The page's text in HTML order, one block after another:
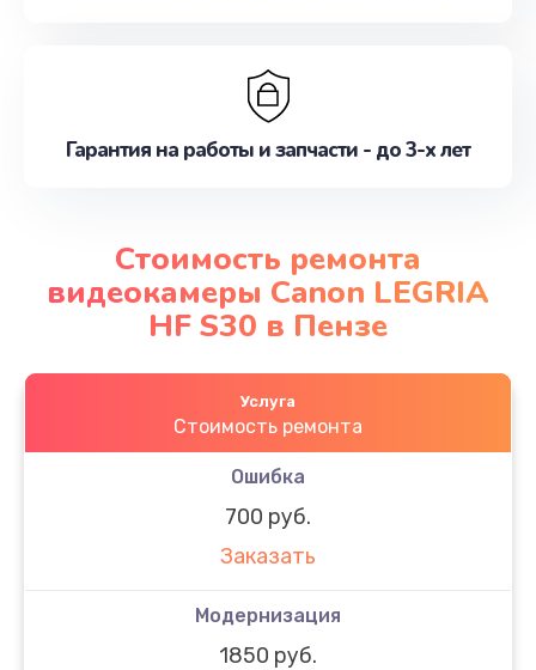
Гарантия на работы и запчасти - до 3-х лет
Стоимость ремонта
видеокамеры Canon LEGRIA
HF S30 в Пензе
Услуга
Стоимость ремонта
Ошибка
700 руб.
Заказать
Модернизация
1850 руб.